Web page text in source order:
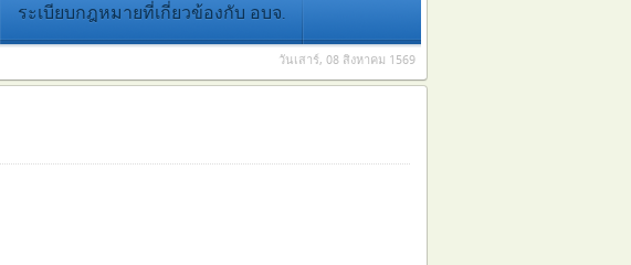
ระเบียบกฎหมายที่เกี่ยวข้องกับ อบจ.
วันเสาร์, 08 สิงหาคม 1569